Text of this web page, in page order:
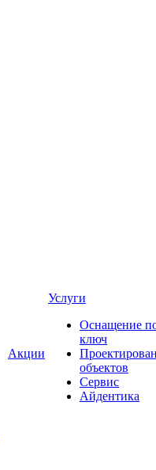
Акции
Услуги
Оснащение
ключ
объектов
Сервис
Айдентика